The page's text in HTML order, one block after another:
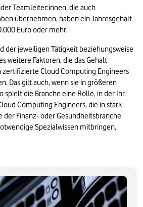
Teamleiter:innen, die auch
übernehmen, haben ein Jahresgehalt
Euro oder mehr.
der jeweiligen Tätigkeit beziehungsweise
weitere Faktoren, die das Gehalt
zertifizierte Cloud Computing Engineers
Das gilt auch, wenn sie in größeren
spielt die Branche eine Rolle, in der Ihr
Computing Engineers, die in stark
Finanz- oder Gesundheitsbranche
Spezialwissen mitbringen,